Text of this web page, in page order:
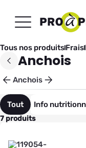
Tous nos produitsFrais
Anchois
Anchois
Tout Info
7 produits